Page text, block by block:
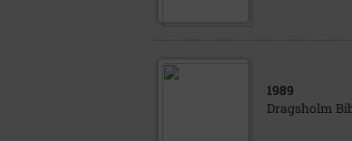
1989
Dragsholm